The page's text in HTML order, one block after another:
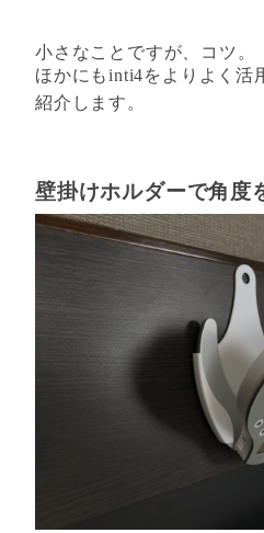
小さなことですが、コツ。
ほかにもinti4をよりよく活
紹介します。
壁掛けホルダーで角度